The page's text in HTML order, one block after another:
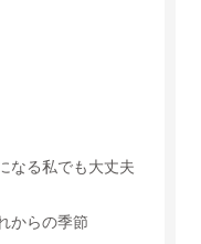
なる私でも大丈夫
からの季節